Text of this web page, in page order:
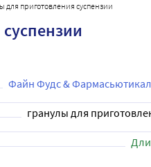
для приготовления суспензии
Файн Фудс &
гранулы для